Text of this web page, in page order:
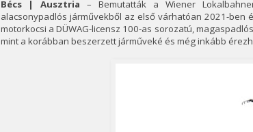
Bécs | Ausztria – Bemutatták a Wiener
alacsonypadlós járművekből az első várhatóan 2021-
motorkocsi a DÜWAG-licensz 100-as sorozatú,
mint a korábban beszerzett járműveké és még inkább